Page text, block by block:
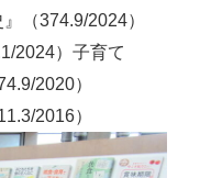
（374.9/2024）
2024）子育て
2020）
2016）